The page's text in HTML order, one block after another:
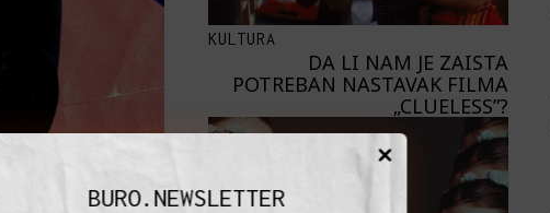
KULTURA
DA LI NAM JE ZAISTA
POTREBAN NASTAVAK FILMA
„CLUELESS”?
BURO.NEWSLETTER